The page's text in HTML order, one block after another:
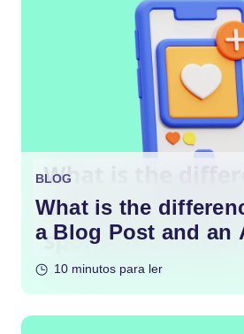
BLOG
What is the
a Blog Post and an
10 minutos para ler